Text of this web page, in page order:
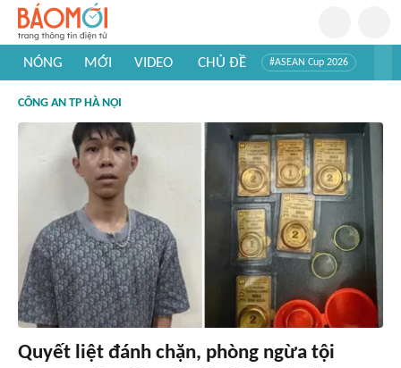
NÓNG MỚI VIDEO CHỦ ĐỀ #ASEAN Cup 2026
#Khám phá Việt Nam
CÔNG AN TP HÀ NỘI
Quyết liệt đánh chặn, phòng ngừa tội